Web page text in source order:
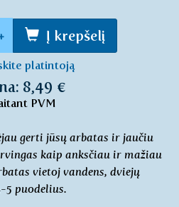
Į krepšelį
platintoją
8,49 €
PVM
gerti jūsų arbatas ir jaučiu
kaip anksčiau ir mažiau
vietoj vandens, dviejų
5 puodelius.